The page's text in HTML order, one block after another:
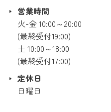
営業時間
火-金 10:00～20:00
(最終受付19:00)
土 10:00～18:00
(最終受付17:00)
定休日
日曜日